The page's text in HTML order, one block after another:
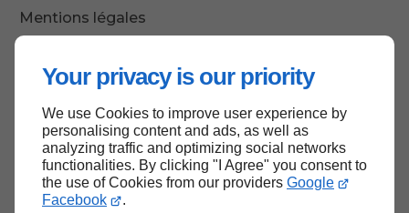
Your privacy is our priority
We use Cookies to improve user experience by
personalising content and ads, as well as
analyzing traffic and optimizing social networks
functionalities. By clicking "I Agree" you consent to
the use of Cookies from our providers Google
Facebook
.
Mentions légales
Haut de page